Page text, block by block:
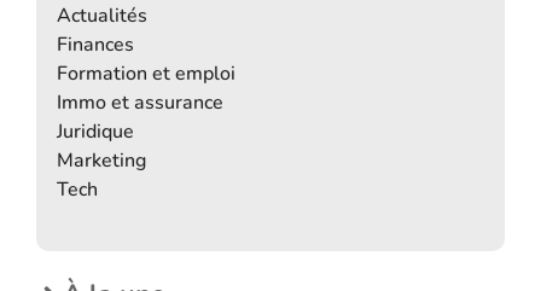
Actualités
Finances
Formation et emploi
Immo et assurance
Juridique
Marketing
Tech